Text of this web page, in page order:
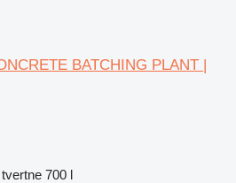
BATCHING PLANT |
700 l